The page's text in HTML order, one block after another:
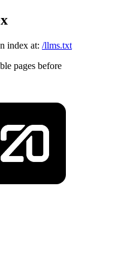
index at: /llms.txt
pages before